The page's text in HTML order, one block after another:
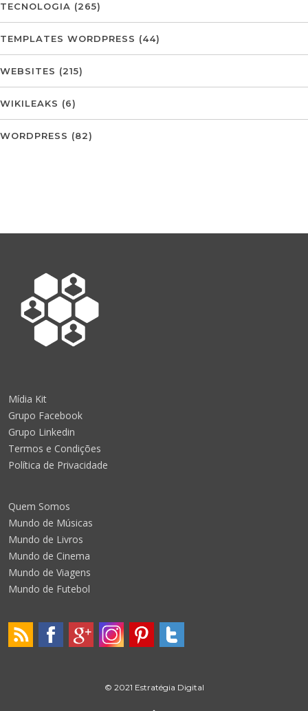
TECNOLOGIA (265)
TEMPLATES WORDPRESS (44)
WEBSITES (215)
WIKILEAKS (6)
WORDPRESS (82)
Mídia Kit
Grupo Facebook
Grupo Linkedin
Termos e Condições
Política de Privacidade
Quem Somos
Mundo de Músicas
Mundo de Livros
Mundo de Cinema
Mundo de Viagens
Mundo de Futebol
© 2021 Estratégia Digital